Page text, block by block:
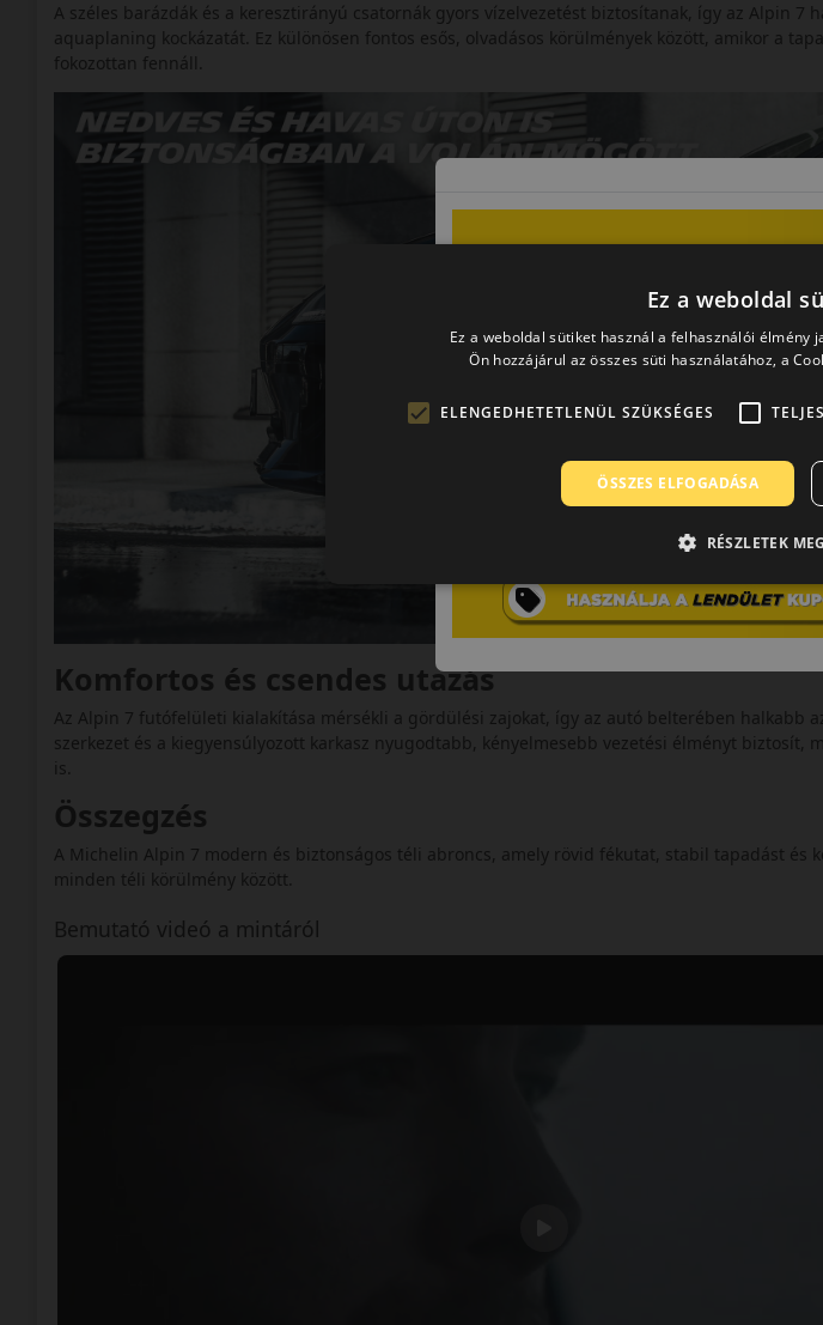
A széles barázdák és a keresztirányú csatornák gyors vízelvezetést biztosítanak, így az Alpin 7
aquaplaning kockázatát. Ez különösen fontos esős, olvadásos körülmények között, amikor a
fokozottan fennáll.
Komfortos és csendes utazás
Az Alpin 7 futófelületi kialakítása mérsékli a gördülési zajokat, így az autó belterében halkabb
szerkezet és a kiegyensúlyozott karkasz nyugodtabb, kényelmesebb vezetési élményt biztosít,
is.
Összegzés
A Michelin Alpin 7 modern és biztonságos téli abroncs, amely rövid fékutat, stabil tapadást és
minden téli körülmény között.
Bemutató videó a mintáról
Ez a weboldal
Ez a weboldal sütiket használ a felhasználói élmény
Ön hozzájárul az összes süti használatához, a
ELENGEDHETETLENÜL SZÜKSÉGES
ÖSSZES ELFOGADÁSA
RÉSZLETEK